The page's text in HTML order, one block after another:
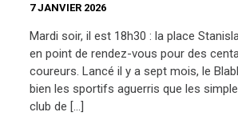
7 JANVIER 2026
Mardi soir, il est 18h30 : la place
en point de rendez-vous pour des
coureurs. Lancé il y a sept mois, le
bien les sportifs aguerris que les
club de […]